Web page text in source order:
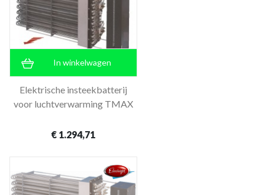
In winkelwagen
Elektrische insteekbatterij
voor luchtverwarming TMAX
€ 1.294,71